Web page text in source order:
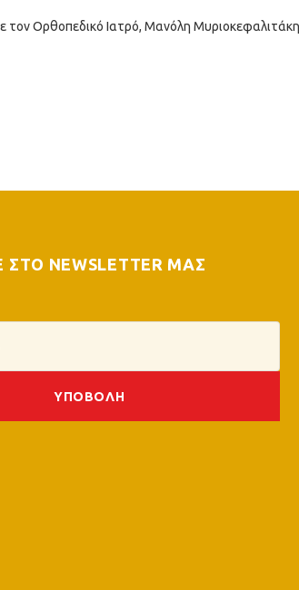
τον Ορθοπεδικό Ιατρό, Μανόλη
ΣΤΟ NEWSLETTER ΜΑΣ